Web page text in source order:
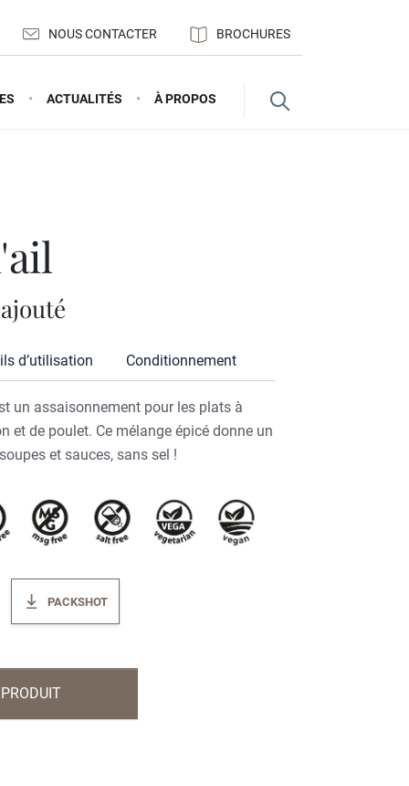
NOUS CONTACTER BROCHURES
ACTUALITÉS À PROPOS
d’utilisation Conditionnement
un assaisonnement pour les plats à
et de poulet. Ce mélange épicé donne un
et sauces, sans sel !
PACKSHOT